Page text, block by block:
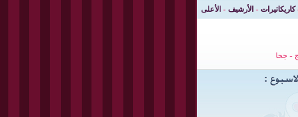
كاريكاتيرات - الأرشيف - الأعلى
- جحا